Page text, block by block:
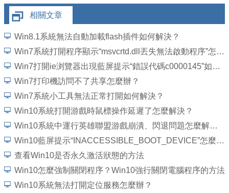
相關文章
Win8.1系統無法自動加載flash插件如何解決？
Win7系統打開程序顯示“msvcrtd.dll丟失無法啟動程序”怎麼解決
Win7打開ie浏覽器出現藍屏提示“錯誤代碼c0000145”如何解決？
Win7打印機訪問不了共享怎麼辦？
Win7系統小工具無法正常打開如何解決？
Win10系統打開游戲時鼠標操作延遲了怎麼解決？
Win10系統中運行英雄聯盟游戲崩潰、閃退問題怎麼解決？
Win10藍屏提示“INACCESSIBLE_BOOT_DEVICE”怎麼處理？
查看Win10是否永久激活狀態的方法
Win10怎麼強制關閉程序？Win10強行關閉電腦程序的方法
Win10系統無法打開定位服務怎麼辦？